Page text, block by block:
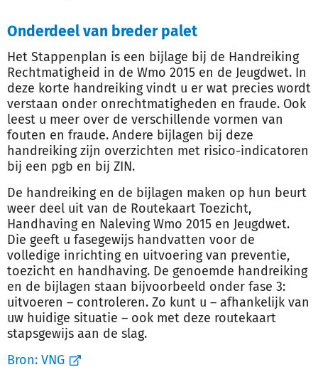
Onderdeel van breder palet
Het Stappenplan is een bijlage bij de Handreiking
Rechtmatigheid in de Wmo 2015 en de Jeugdwet. In
deze korte handreiking vindt u er wat precies wordt
verstaan onder onrechtmatigheden en fraude. Ook
leest u meer over de verschillende vormen van
fouten en fraude. Andere bijlagen bij deze
handreiking zijn overzichten met risico-indicatoren
bij een pgb en bij ZIN.
De handreiking en de bijlagen maken op hun beurt
weer deel uit van de Routekaart Toezicht,
Handhaving en Naleving Wmo 2015 en Jeugdwet.
Die geeft u fasegewijs handvatten voor de
volledige inrichting en uitvoering van preventie,
toezicht en handhaving. De genoemde handreiking
en de bijlagen staan bijvoorbeeld onder fase 3:
uitvoeren – controleren. Zo kunt u – afhankelijk van
uw huidige situatie – ook met deze routekaart
stapsgewijs aan de slag.
Bron: VNG